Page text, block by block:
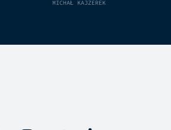
MICHAŁ KAJZEREK